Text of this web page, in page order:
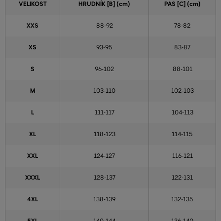
VELIKOST HRUDNÍK [B] (cm) PAS [C] (cm)
XXS 88-92 78-82
XS 93-95 83-87
S 96-102 88-101
M 103-110 102-103
L 111-117 104-113
XL 118-123 114-115
XXL 124-127 116-121
XXXL 128-137 122-131
4XL 138-139 132-135